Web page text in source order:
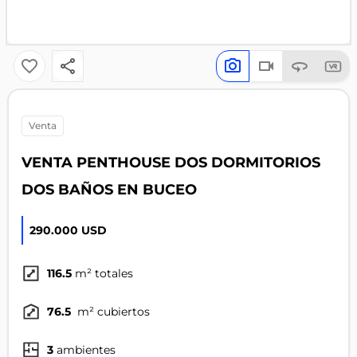
venta
VENTA PENTHOUSE DOS DORMITORIOS
DOS BAÑOS EN BUCEO
290.000 USD
116.5 m² totales
76.5 m² cubiertos
3 ambientes